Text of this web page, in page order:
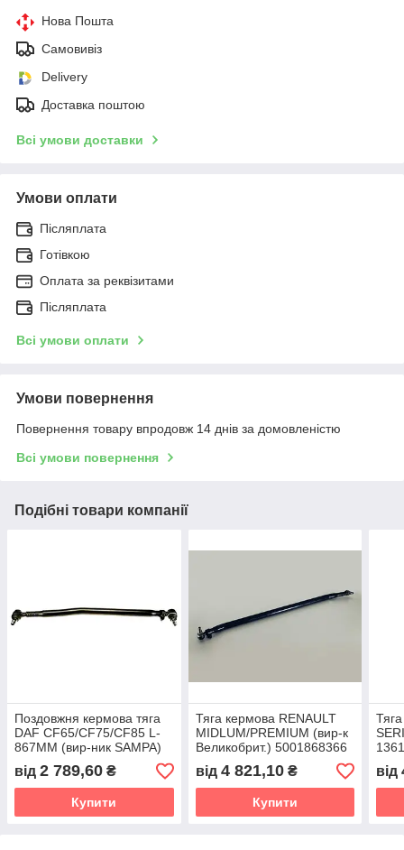
Нова Пошта
Самовивіз
Delivery
Доставка поштою
Всі умови доставки
Умови оплати
Післяплата
Готівкою
Оплата за реквізитами
Післяплата
Всі умови оплати
Умови повернення
Повернення товару впродовж 14 днів за домовленістю
Всі умови повернення
Подібні товари компанії
Поздовжня кермова тяга
DAF CF65/CF75/CF85 L-
867MM (вир-ник SAMPA)
1602821 1363859 1448063
від 2 789,60 ₴
Купити
Тяга кермова RENAULT
MIDLUM/PREMIUM (вир-к
Великобрит.) 5001868366
5010587034 5010587038
7421560963
74221636375001869828
від 4 821,10₴
Купити
від